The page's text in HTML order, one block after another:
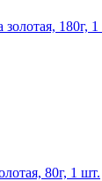
80г, 1 шт.